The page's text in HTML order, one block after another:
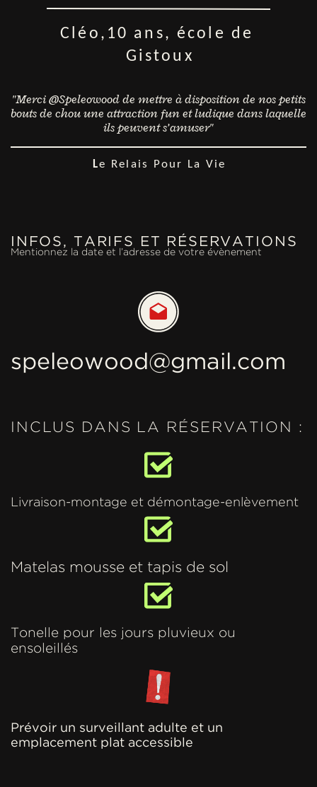
Cléo,10 ans, école de ​
Gisto​ux
"Merci @Speleowood de mettre à disposition de nos petits
​bouts de chou une attraction fun et ludique dans laquelle
​ils peuvent s’amuser"
Le Relais Pour La Vie
INFOS, TARIFS ET RÉSERVATIONS
Mentionnez la date et l’adresse de votre évènement
speleowood@gmail.com
INCLUS DANS LA RÉSERVATION :
Livraison-montage et démontage-enlèvement
Matelas mousse et tapis de sol
Tonelle pour les jours pluvieux ou
ensoleillés
Prévoir un surveillant adulte et un
emplacement plat accessible